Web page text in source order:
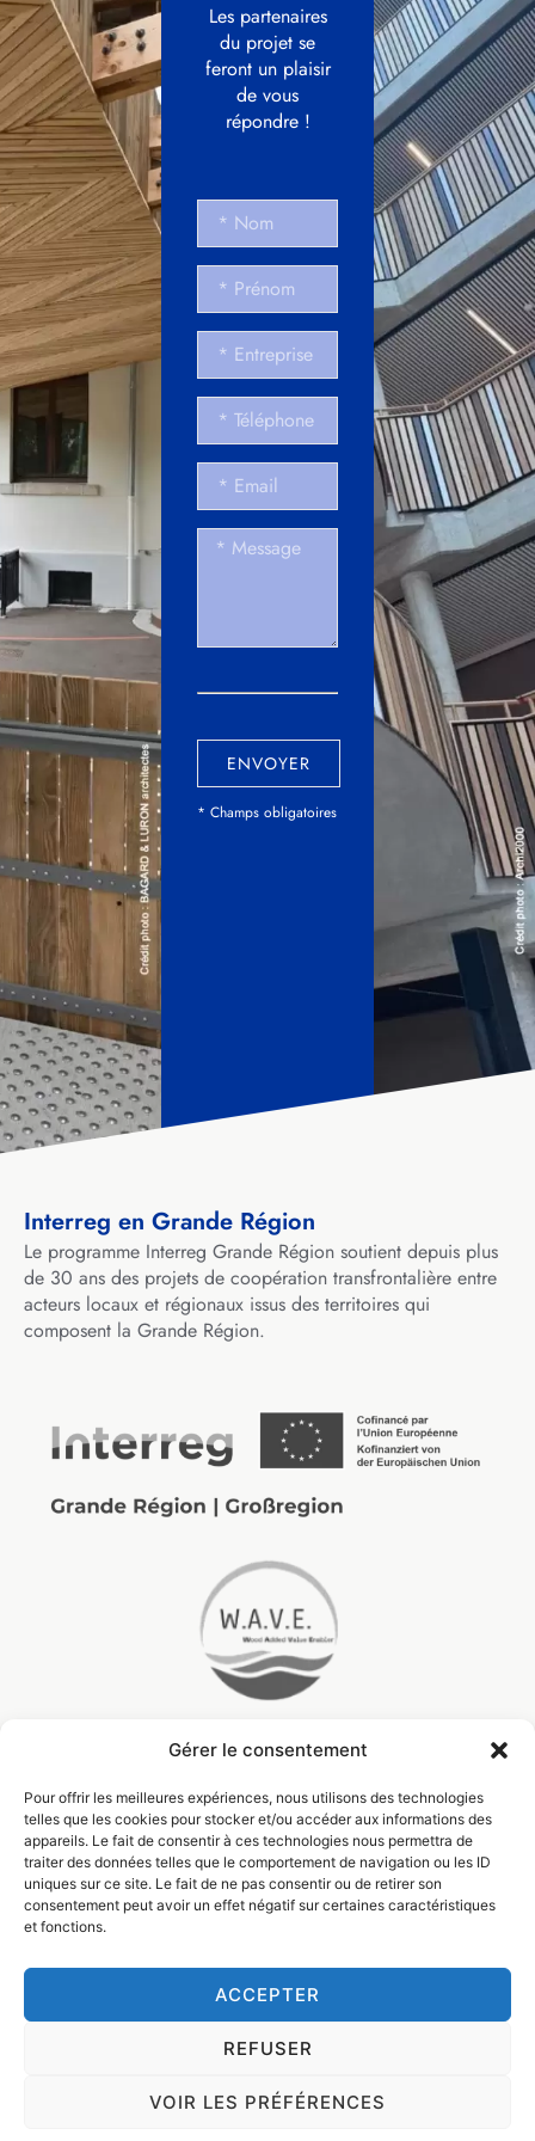
Gérer le consentement
Pour offrir les meilleures expériences, nous utilisons des technologies
telles que les cookies pour stocker et/ou accéder aux informations des
appareils. Le fait de consentir à ces technologies nous permettra de
traiter des données telles que le comportement de navigation ou les ID
uniques sur ce site. Le fait de ne pas consentir ou de retirer son
consentement peut avoir un effet négatif sur certaines caractéristiques
et fonctions.
ACCEPTER
REFUSER
VOIR LES PRÉFÉRENCES
Les partenaires
du projet se
feront un plaisir
de vous
répondre !
ENVOYER
* Champs obligatoires
Interreg en Grande Région
Le programme Interreg Grande Région soutient depuis plus
de 30 ans des projets de coopération transfrontalière entre
acteurs locaux et régionaux issus des territoires qui
composent la Grande Région.
Termes & conditions
Design byVisible